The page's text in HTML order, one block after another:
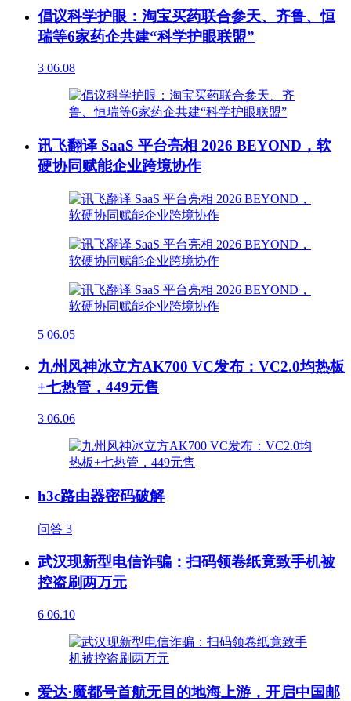
倡议科学护眼：淘宝买药联合参天、齐鲁、恒
瑞等6家药企共建“科学护眼联盟”
3 06.08
讯飞翻译 SaaS 平台亮相 2026 BEYOND，软
硬协同赋能企业跨境协作
5 06.05
九州风神冰立方AK700 VC发布：VC2.0均热板
+七热管，449元售
3 06.06
h3c路由器密码破解
问答 3
武汉现新型电信诈骗：扫码领卷纸竟致手机被
控盗刷两万元
6 06.10
爱达·魔都号首航无目的地海上游，开启中国邮